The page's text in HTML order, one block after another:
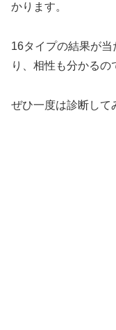
かります。
16タイプの結果が
り、相性も分かるの
ぜひ一度は診断して